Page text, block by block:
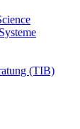
(TIB)